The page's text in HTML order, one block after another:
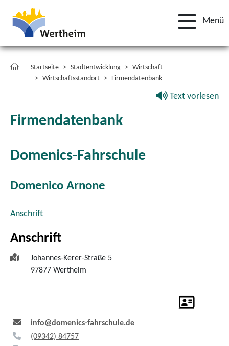
Menü
Startseite Stadtentwicklung
Wirtschaft
Wirtschaftsstandort
Firmendatenbank
Text vorlesen
Firmendatenbank
Domenics-Fahrschule
Domenico Arnone
Anschrift
Anschrift
Johannes-Kerer-Straße 5
97877 Wertheim
info@domenics-fahrschule.de
(09342) 84757